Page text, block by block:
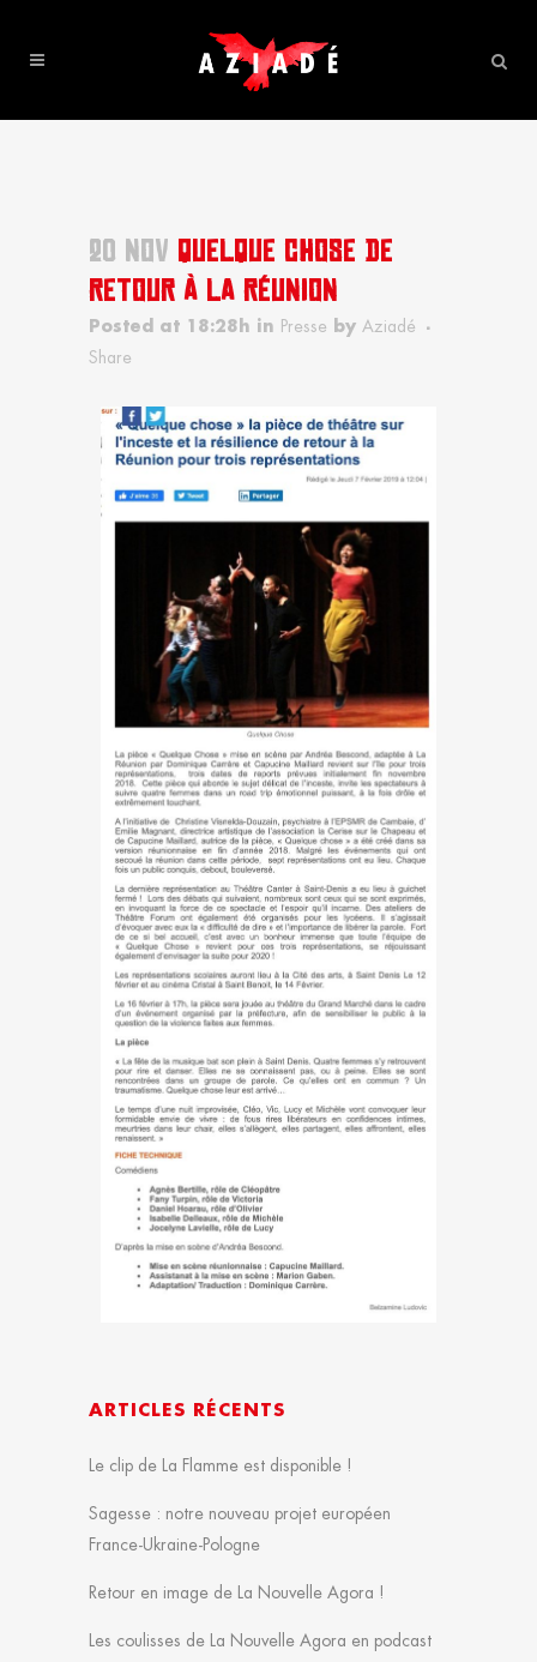
20 NOV QUELQUE CHOSE DE
RETOUR À LA RÉUNION
Posted at 18:28h in Presse by Aziadé
Share
ARTICLES RÉCENTS
Le clip de La Flamme est disponible !
Sagesse : notre nouveau projet européen
France-Ukraine-Pologne
Retour en image de La Nouvelle Agora !
Les coulisses de La Nouvelle Agora en podcast